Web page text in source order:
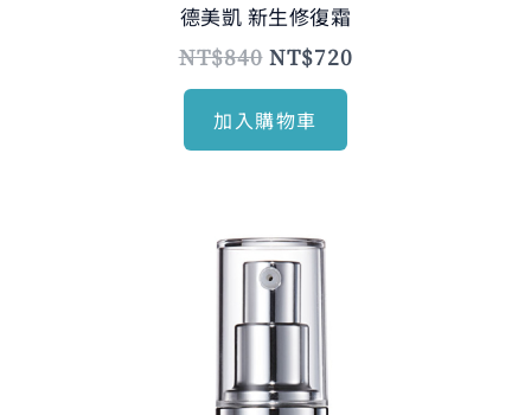
德美凱 新生修復霜
NT$840 NT$720
加入購物車
原
始
價
格：
NT$2,310。